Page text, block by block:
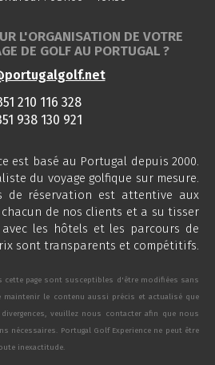
L'ORGANISATION DE VOTRE
DE GOLF AU PORTUGAL ?
210 116 328
938 130 921
est basé au Portugal depuis 2000.
du voyage golfique sur mesure.
de réservation est attentive aux
de nos clients et a su tisser
les hôtels et les parcours de
sont transparents et compétitifs.
page sont susceptibles d'être modifiées sans
le contenu aussi précis et actualisé que
veuillez nous contacter afin que nous
Portugal Golf Experience ne peut être
inexactitude.